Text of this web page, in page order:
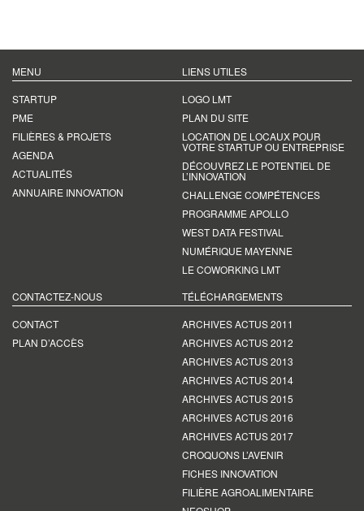
MENU
STARTUP
PME
FILIÈRES & PROJETS
AGENDA
ACTUALITÉS
ANNUAIRE INNOVATION
LIENS UTILES
LOGO LMT
PLAN DU SITE
LOCATION DE LOCAUX POUR
VOTRE STARTUP OU ENTREPRISE
DÉCOUVREZ LE POTENTIEL DE
L’INNOVATION
CHALLENGE COMPÉTENCES
PROGRAMME APOLLO
WEST DATA FESTIVAL
NUMÉRIQUE MAYENNE
LE COWORKING LMT
CONTACTEZ-NOUS
CONTACT
PLAN D’ACCÈS
TÉLÉCHARGEMENTS
ARCHIVES ACTUS 2011
ARCHIVES ACTUS 2012
ARCHIVES ACTUS 2013
ARCHIVES ACTUS 2014
ARCHIVES ACTUS 2015
ARCHIVES ACTUS 2016
ARCHIVES ACTUS 2017
CROQUONS L’AVENIR
FICHES INNOVATION
FILIÈRE AGROALIMENTAIRE